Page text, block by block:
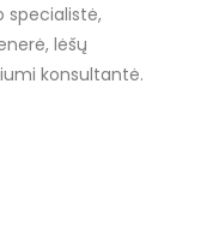
specialistė,
lėšų
konsultantė.